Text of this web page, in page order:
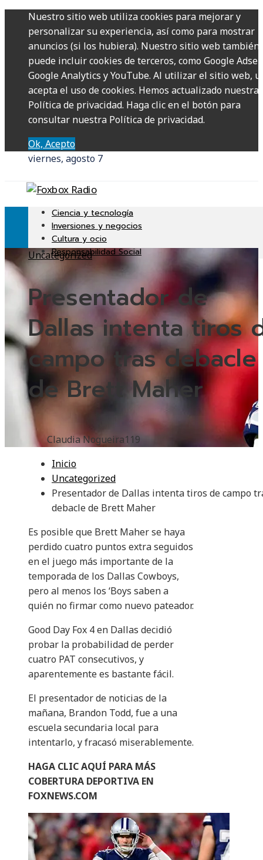
Nuestro sitio web utiliza cookies para mejorar y
personalizar su experiencia, así como para mostrar
anuncios (si los hubiera). Nuestro sitio web también
puede incluir cookies de terceros, como Google
Google Analytics y YouTube. Al utilizar el sitio web,
acepta el uso de cookies. Hemos actualizado nuestra
Política de privacidad. Haga clic en el botón para
consultar nuestra Política de privacidad.
Ok, Acepto
viernes, agosto 7
Ciencia y tecnología
Inversiones y negocios
Cultura y ocio
Responsabilidad Social
Uncategorized
Presentador de
Dallas intenta tiros
campo tras debacle
de Brett Maher
Claudia Nogueira119
Inicio
Uncategorized
Presentador de Dallas intenta tiros de campo
debacle de Brett Maher
Es posible que Brett Maher se haya
perdido cuatro puntos extra seguidos
en el juego más importante de la
temporada de los Dallas Cowboys,
pero al menos los ‘Boys saben a
quién no firmar como nuevo pateador.
Good Day Fox 4 en Dallas decidió
probar la probabilidad de perder
cuatro PAT consecutivos, y
aparentemente es bastante fácil.
El presentador de noticias de la
mañana, Brandon Todd, fue a una
escuela secundaria local para
intentarlo, y fracasó miserablemente.
HAGA CLIC AQUÍ PARA MÁS
COBERTURA DEPORTIVA EN
FOXNEWS.COM